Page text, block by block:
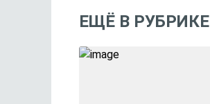
ЕЩЁ В РУБРИКЕ